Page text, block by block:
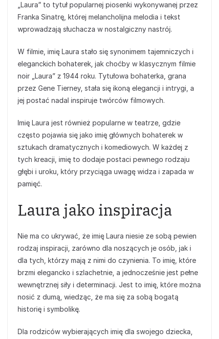
„Laura” to tytuł popularnej piosenki wykonywanej przez
Franka Sinatrę, której melancholijna melodia i tekst
wprowadzają słuchacza w nostalgiczny nastrój.
W filmie, imię Laura stało się synonimem tajemniczych i
eleganckich bohaterek, jak choćby w klasycznym filmie
noir „Laura” z 1944 roku. Tytułowa bohaterka, grana
przez Gene Tierney, stała się ikoną elegancji i intrygi, a
jej postać nadal inspiruje twórców filmowych.
Imię Laura jest również popularne w teatrze, gdzie
często pojawia się jako imię głównych bohaterek w
sztukach dramatycznych i komediowych. W każdej z
tych kreacji, imię to dodaje postaci pewnego rodzaju
głębi i uroku, który przyciąga uwagę widza i zapada w
pamięć.
Laura jako inspiracja
Nie ma co ukrywać, że imię Laura niesie ze sobą pewien
rodzaj inspiracji, zarówno dla noszących je osób, jak i
dla tych, którzy mają z nimi do czynienia. To imię, które
brzmi elegancko i szlachetnie, a jednocześnie jest pełne
wewnętrznej siły i determinacji. Jest to imię, które można
nosić z dumą, wiedząc, że ma się za sobą bogatą
historię i symbolikę.
Dla rodziców wybierających imię dla swojego dziecka,